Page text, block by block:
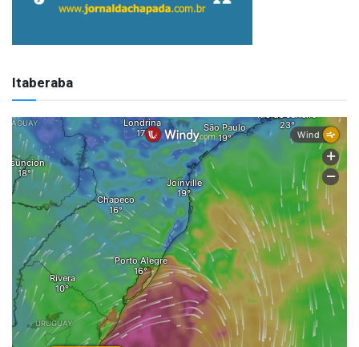
Itaberaba